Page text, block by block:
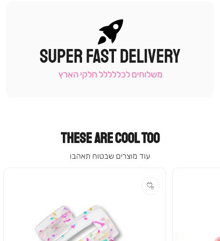
|
תומכי
-
SUPER FAST DELIVERY
משלוחים לכללללל חלקי הארץ
THESE ARE COOL TOO
עוד מוצרים שבטוח תאהבו